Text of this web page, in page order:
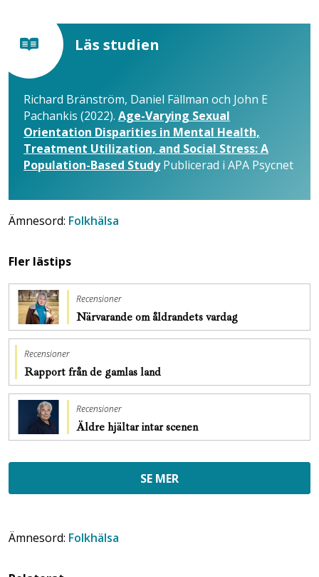
Läs studien
Richard Bränström, Daniel Fällman och John E
Pachankis (2022). Age-Varying Sexual
Orientation Disparities in Mental Health,
Treatment Utilization, and Social Stress: A
Population-Based StudyPublicerad i APA Psycnet
Ämnesord: Folkhälsa
Fler lästips
Recensioner
Närvarande om åldrandets vardag
Recensioner
Rapport från de gamlas land
Recensioner
Äldre hjältar intar scenen
SE MER
Ämnesord: Folkhälsa